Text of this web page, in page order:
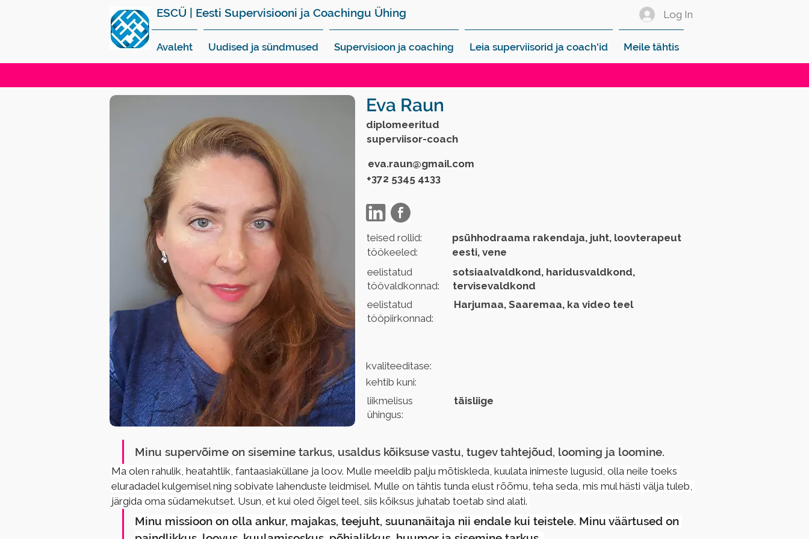
ESCÜ | Eesti Supervisiooni ja Coachingu Ühing Log In
Avaleht Uudised ja sündmused Supervisioon ja coaching Leia superviisorid ja coach'id Meile tähtis
Eva Raun
diplomeeritud
superviisor-coach
eva.raun@gmail.com
+372 5345 4133
teised rollid:
töökeeled:
psühhodraama rakendaja, juht, loovterapeut
eesti, vene
eelistatud
töövaldkonnad:
sotsiaalvaldkond, haridusvaldkond,
tervisevaldkond
eelistatud
tööpiirkonnad:
Harjumaa, Saaremaa, ka video teel
kvaliteeditase:
kehtib kuni:
liikmelisus
ühingus:
täisliige
Minu supervõime on sisemine tarkus, usaldus kõiksuse vastu, tugev tahtejõud, looming ja loomine.
Ma olen rahulik, heatahtlik, fantaasiaküllane ja loov. Mulle meeldib palju mõtiskleda, kuulata inimeste lugusid, olla neile toeks
eluradadel kulgemisel ning sobivate lahenduste leidmisel. Mulle on tähtis tunda elust rõõmu, teha seda, mis mul hästi välja tuleb,
järgida oma südamekutset. Usun, et kui oled õigel teel, siis kõiksus juhatab toetab sind alati.
Minu missioon on olla ankur, majakas, teejuht, suunanäitaja nii endale kui teistele. Minu väärtused on